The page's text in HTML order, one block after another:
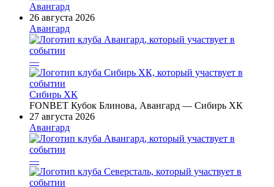
Авангард
26 августа 2026
Авангард
—
Сибирь ХК
FONBET Кубок Блинова, Авангард — Сибирь ХК
27 августа 2026
Авангард
—